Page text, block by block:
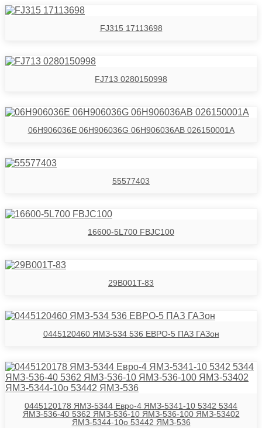
FJ315 17113698
FJ713 0280150998
06H906036E 06H906036G 06H906036AB 026150001A
55577403
16600-5L700 FBJC100
29B001T-83
0445120460 ЯМЗ-534 536 ЕВРО-5 ПАЗ ГАЗон
0445120178 ЯМЗ-5344 Евро-4 ЯМЗ-5341-10 5342 5344
ЯМЗ-536-40 5362 ЯМЗ-536-10 ЯМЗ-536-100 ЯМЗ-53402
ЯМЗ-5344-10о 53442 ЯМЗ-536